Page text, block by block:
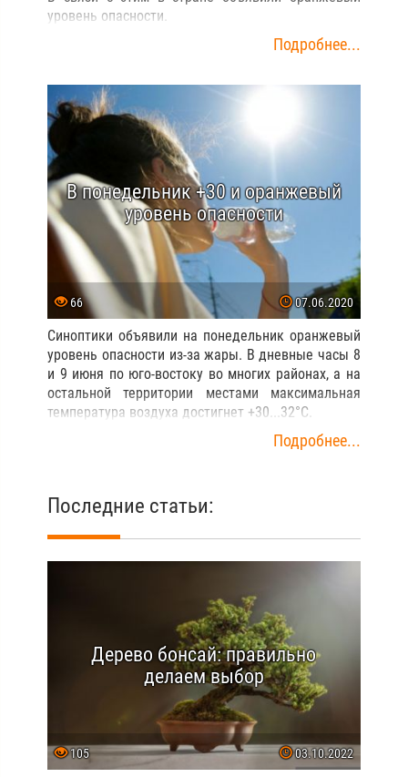
уровень опасности.
Подробнее...
В понедельник +30 и оранжевый
уровень опасности
66 07.06.2020
Синоптики объявили на понедельник оранжевый
уровень опасности из-за жары. В дневные часы 8
и 9 июня по юго-востоку во многих районах, а на
остальной территории местами максимальная
температура воздуха достигнет +30...32°C.
Подробнее...
Последние статьи:
Дерево бонсай: правильно
делаем выбор
105 03.10.2022